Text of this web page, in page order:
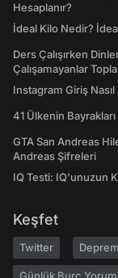
Hesaplanır?
İdeal Kilo Nedir?
Ders Çalışırken
Çalışamayanlar
Instagram Giriş
41 Ülkenin
GTA San Andreas
Andreas Şifreleri
IQ Testi: IQ'unuzun
Keşfet
Twitter Deprem